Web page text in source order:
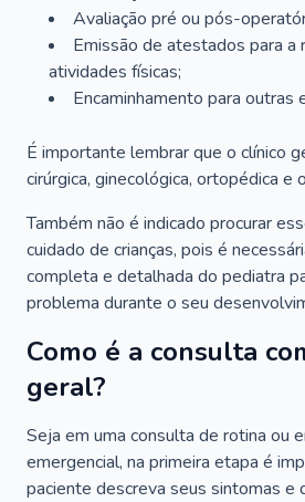
Avaliação pré ou pós-
Emissão de atestados para a
atividades físicas;
Encaminhamento para outras
É importante lembrar que o clínico
cirúrgica, ginecológica, ortopédica e
Também não é indicado procurar
cuidado de crianças, pois é
completa e detalhada do pediatra
problema durante o seu
Como é a consulta
geral?
Seja em uma consulta de rotina ou
emergencial, na primeira etapa é
paciente descreva seus sintomas e